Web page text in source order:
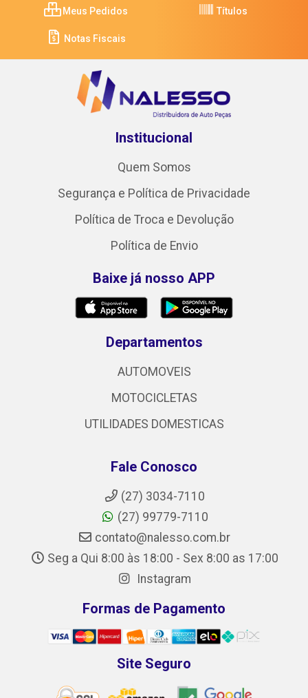
Meus Pedidos Títulos
Notas Fiscais
Institucional
Quem Somos
Segurança e Política de Privacidade
Política de Troca e Devolução
Política de Envio
Baixe já nosso APP
Departamentos
AUTOMOVEIS
MOTOCICLETAS
UTILIDADES DOMESTICAS
Fale Conosco
(27) 3034-7110
(27) 99779-7110
contato@nalesso.com.br
Seg a Qui 8:00 às 18:00 - Sex 8:00 as 17:00
Instagram
Formas de Pagamento
Site Seguro